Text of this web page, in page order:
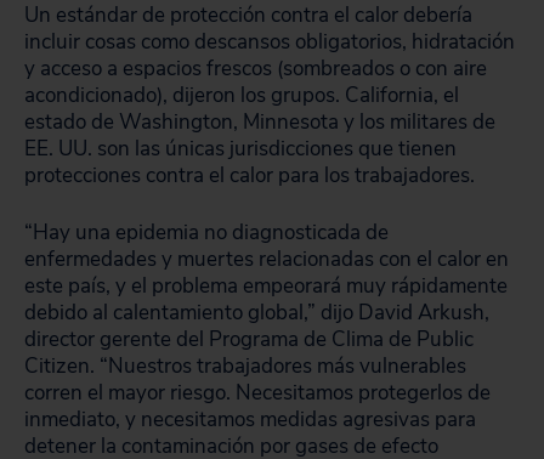
Un estándar de protección contra el calor debería
incluir cosas como descansos obligatorios, hidratación
y acceso a espacios frescos (sombreados o con aire
acondicionado), dijeron los grupos. California, el
estado de Washington, Minnesota y los militares de
EE. UU. son las únicas jurisdicciones que tienen
protecciones contra el calor para los trabajadores.
“Hay una epidemia no diagnosticada de
enfermedades y muertes relacionadas con el calor en
este país, y el problema empeorará muy rápidamente
debido al calentamiento global,” dijo David Arkush,
director gerente del Programa de Clima de Public
Citizen. “Nuestros trabajadores más vulnerables
corren el mayor riesgo. Necesitamos protegerlos de
inmediato, y necesitamos medidas agresivas para
detener la contaminación por gases de efecto